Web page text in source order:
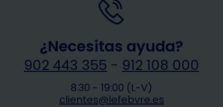
¿Necesitas ayuda?
902 443 355 - 912 108 000
8.30 - 19:00 (L-V)
clientes@lefebvre.es